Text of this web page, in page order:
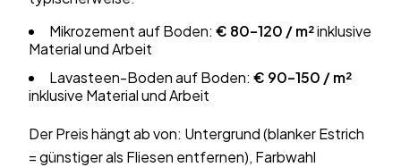
Mikrozement auf Boden: € 80–120 / m²inklusive
Material und Arbeit
Lavasteen-Boden auf Boden: € 90–150 / m²
inklusive Material und Arbeit
Der Preis hängt ab von: Untergrund (blanker Estrich
= günstiger als Fliesen entfernen), Farbwahl